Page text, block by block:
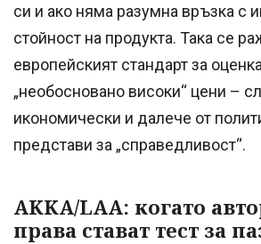
си и ако няма разумна връзка с
стойност на продукта. Така се
европейският стандарт за
„необосновано високи“ цени –
икономически и далече от
представи за „справедливост“.
AKKA/LAA: когато
права стават тест за